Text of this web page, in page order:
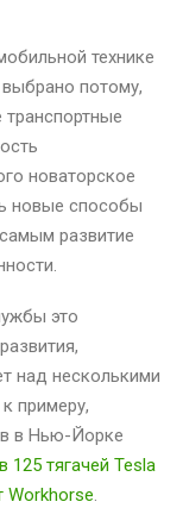
технике
выбрано потому,
транспортные
новаторское
новые способы
развитие
это
над несколькими
примеру,
в Нью-Йорке
125 тягачей Tesla
Workhorse.